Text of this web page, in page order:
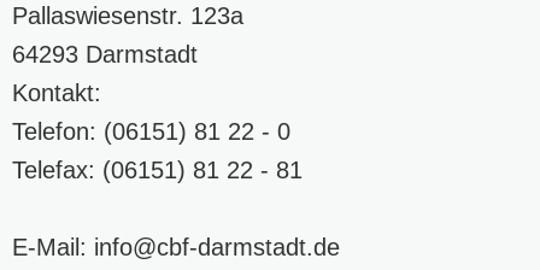
Pallaswiesenstr. 123a
64293 Darmstadt
Kontakt:
Telefon: (06151) 81 22 - 0
Telefax: (06151) 81 22 - 81
E-Mail: info@cbf-darmstadt.de